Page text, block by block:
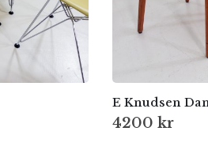
E Knudsen
4200 kr